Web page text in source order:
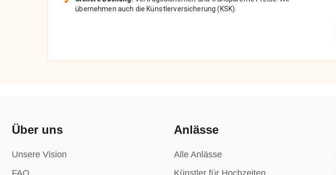
übernehmen auch die Künstlerversicherung (KSK).
Über uns
Unsere Vision
FAQ
Anlässe
Alle Anlässe
Künstler für Hochzeiten